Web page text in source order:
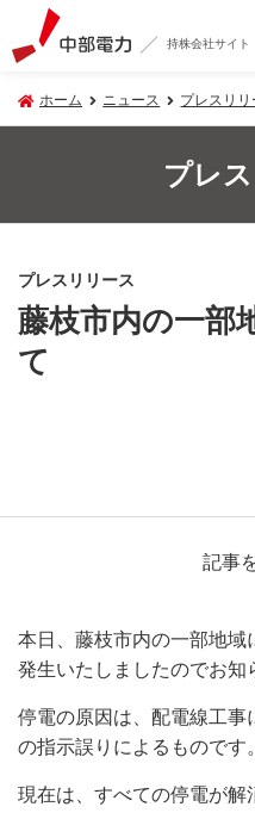
持株会社サイト
ホーム ニュース プレスリリ
プレ
プレスリリース
藤枝市内の一部
て
記事
本日、藤枝市内の一部地
発生いたしましたのでお知
停電の原因は、配電線工
の指示誤りによるものです。
現在は、すべての停電が解